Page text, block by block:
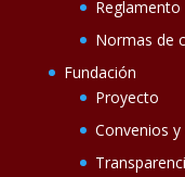
Normas de
Fundación
Proyecto
Convenios